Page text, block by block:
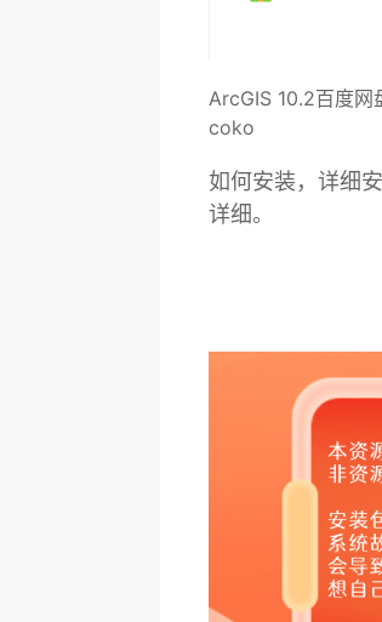
ArcGIS 10.2百度
coko
如何安装，详细
详细。